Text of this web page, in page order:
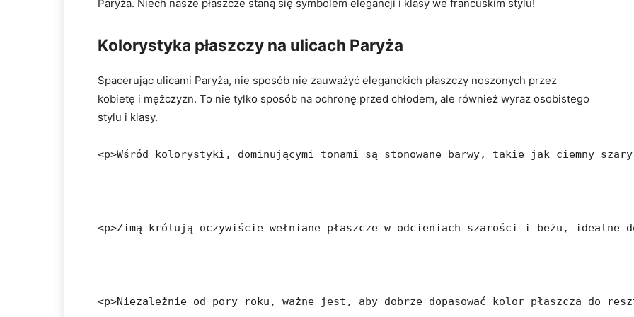
Paryża. Niech nasze płaszcze staną się symbolem elegancji i klasy we francuskim stylu!
Kolorystyka‌ płaszczy na ulicach Paryża
Spacerując‌ ulicami Paryża, nie sposób nie zauważyć eleganckich płaszczy‍ noszonych przez
kobietę i mężczyzn. To nie tylko sposób na⁤ ochronę przed chłodem, ale również⁣ wyraz⁣ osobistego
stylu i klasy.
<p>Wśród kolorystyki, dominującymi tonami są stonowane barwy, takie jak ciemny
<p>Zimą królują oczywiście wełniane płaszcze w odcieniach szarości i beżu,
<p>Niezależnie od pory roku, ważne jest, aby dobrze dopasować kolor płaszcza do